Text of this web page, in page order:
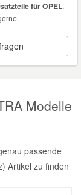
für OPEL.
Modelle
passende
Artikel zu finden